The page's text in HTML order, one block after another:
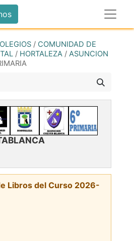
/ COMUNIDAD DE
/ HORTALEZA / ASUNCION
Libros del Curso 2026-